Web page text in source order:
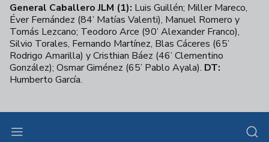
General Caballero JLM (1): Luis Guillén; Miller Mareco,
Éver Fernández (84’ Matías Valenti), Manuel Romero y
Tomás Lezcano; Teodoro Arce (90’ Alexander Franco),
Silvio Torales, Fernando Martínez, Blas Cáceres (65’
Rodrigo Amarilla) y Cristhian Báez (46’ Clementino
González); Osmar Giménez (65’ Pablo Ayala). DT:
Humberto García.